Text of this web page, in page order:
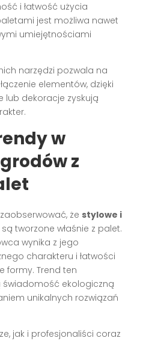
i łatwość użycia
jest możliwa nawet
umiejętnościami
narzędzi pozwala na
elementów, dzięki
lub dekoracje zyskują
w
z
że stylowe i
są tworzone właśnie z palet.
wynika z jego
charakteru i łatwości
formy. Trend ten
ekologiczną
unikalnych rozwiązań
jak i profesjonaliści coraz